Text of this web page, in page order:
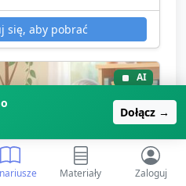
się, aby pobrać
AI
Dołącz →
Materiały Zaloguj